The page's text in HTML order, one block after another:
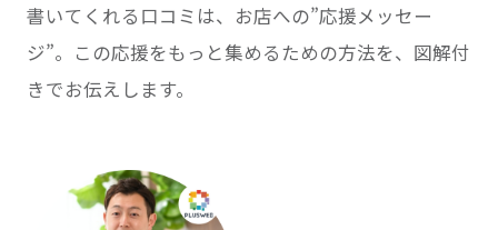
書いてくれる口コミは、お店への”応援メッセー
ジ”。この応援をもっと集めるための方法を、図解付
きでお伝えします。